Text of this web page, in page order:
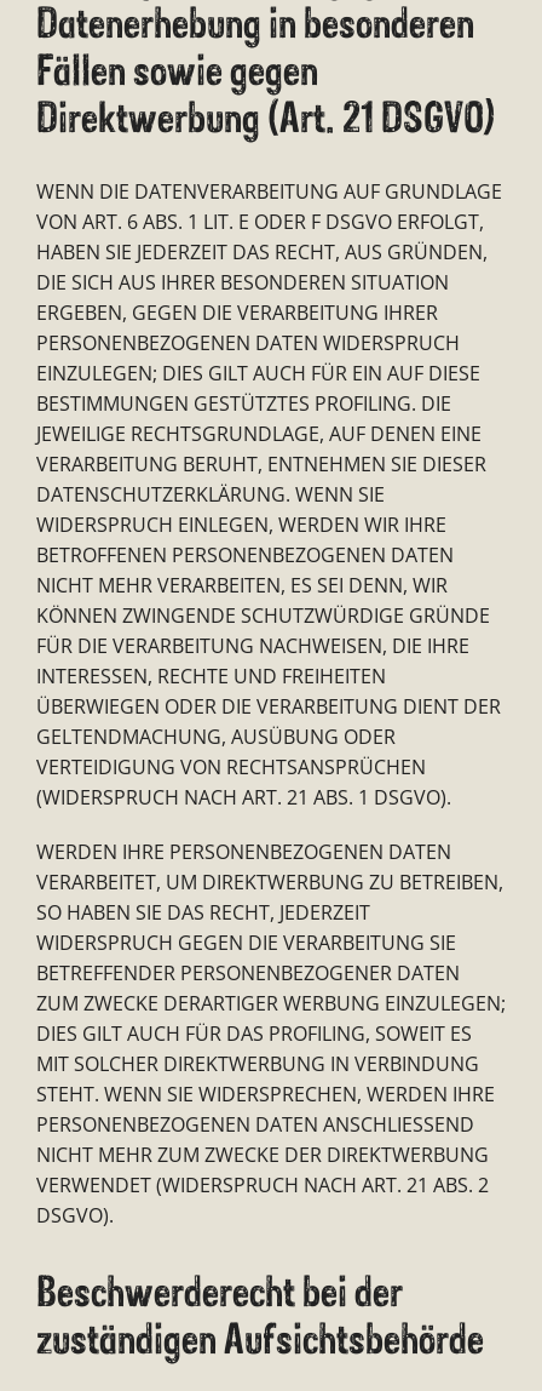
Datenerhebung in besonderen
Fällen sowie gegen
Direktwerbung (Art. 21 DSGVO)
WENN DIE DATENVERARBEITUNG AUF GRUNDLAGE
VON ART. 6 ABS. 1 LIT. E ODER F DSGVO ERFOLGT,
HABEN SIE JEDERZEIT DAS RECHT, AUS GRÜNDEN,
DIE SICH AUS IHRER BESONDEREN SITUATION
ERGEBEN, GEGEN DIE VERARBEITUNG IHRER
PERSONENBEZOGENEN DATEN WIDERSPRUCH
EINZULEGEN; DIES GILT AUCH FÜR EIN AUF DIESE
BESTIMMUNGEN GESTÜTZTES PROFILING. DIE
JEWEILIGE RECHTSGRUNDLAGE, AUF DENEN EINE
VERARBEITUNG BERUHT, ENTNEHMEN SIE DIESER
DATENSCHUTZERKLÄRUNG. WENN SIE
WIDERSPRUCH EINLEGEN, WERDEN WIR IHRE
BETROFFENEN PERSONENBEZOGENEN DATEN
NICHT MEHR VERARBEITEN, ES SEI DENN, WIR
KÖNNEN ZWINGENDE SCHUTZWÜRDIGE GRÜNDE
FÜR DIE VERARBEITUNG NACHWEISEN, DIE IHRE
INTERESSEN, RECHTE UND FREIHEITEN
ÜBERWIEGEN ODER DIE VERARBEITUNG DIENT DER
GELTENDMACHUNG, AUSÜBUNG ODER
VERTEIDIGUNG VON RECHTSANSPRÜCHEN
(WIDERSPRUCH NACH ART. 21 ABS. 1 DSGVO).
WERDEN IHRE PERSONENBEZOGENEN DATEN
VERARBEITET, UM DIREKTWERBUNG ZU BETREIBEN,
SO HABEN SIE DAS RECHT, JEDERZEIT
WIDERSPRUCH GEGEN DIE VERARBEITUNG SIE
BETREFFENDER PERSONENBEZOGENER DATEN
ZUM ZWECKE DERARTIGER WERBUNG EINZULEGEN;
DIES GILT AUCH FÜR DAS PROFILING, SOWEIT ES
MIT SOLCHER DIREKTWERBUNG IN VERBINDUNG
STEHT. WENN SIE WIDERSPRECHEN, WERDEN IHRE
PERSONENBEZOGENEN DATEN ANSCHLIESSEND
NICHT MEHR ZUM ZWECKE DER DIREKTWERBUNG
VERWENDET (WIDERSPRUCH NACH ART. 21 ABS. 2
DSGVO).
Beschwerde­recht bei der
zuständigen Aufsichts­behörde